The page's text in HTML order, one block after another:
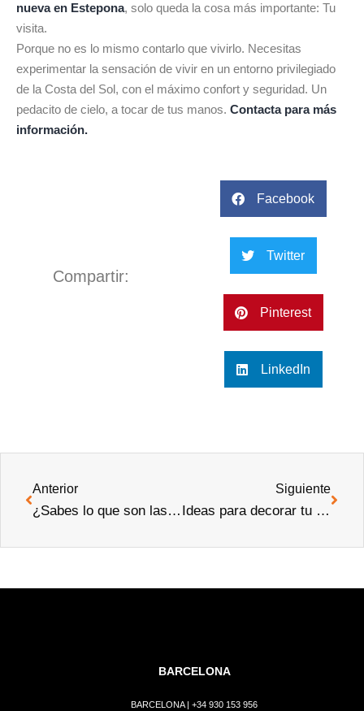
nueva en Estepona, solo queda la cosa más importante: Tu
visita.
Porque no es lo mismo contarlo que vivirlo. Necesitas
experimentar la sensación de vivir en un entorno privilegiado
de la Costa del Sol, con el máximo confort y seguridad. Un
pedacito de cielo, a tocar de tus manos. Contacta para más
información.
Compartir:
Facebook
Twitter
Pinterest
LinkedIn
Anterior
¿Sabes lo que son las branded residences?
Siguiente
Ideas para decorar tu vivienda de Halloween
BARCELONA
BARCELONA | +34 930 153 956